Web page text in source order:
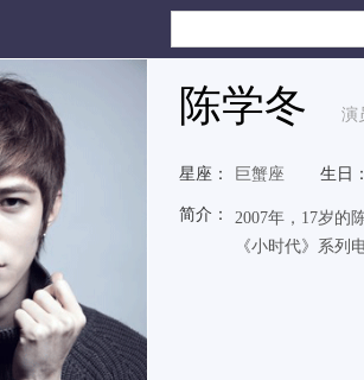
陈学冬 演
星座： 巨蟹座 生日
简介：
2007年，17岁的
《小时代》系列